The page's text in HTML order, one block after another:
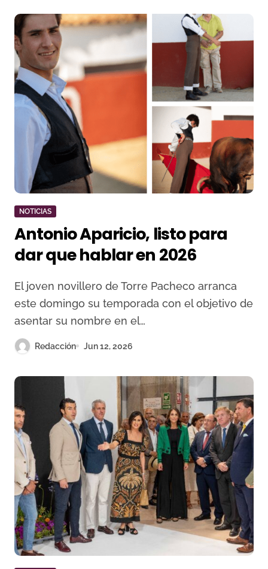
NOTICIAS
Antonio Aparicio, listo para
dar que hablar en 2026
El joven novillero de Torre Pacheco arranca
este domingo su temporada con el objetivo de
asentar su nombre en el…
Redacción Jun 12, 2026